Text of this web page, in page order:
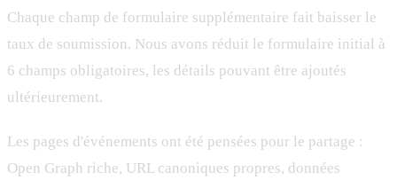
Chaque champ de formulaire supplémentaire fait baisser le
taux de soumission. Nous avons réduit le formulaire initial à
6 champs obligatoires, les détails pouvant être ajoutés
ultérieurement.
Les pages d'événements ont été pensées pour le partage :
Open Graph riche, URL canoniques propres, données